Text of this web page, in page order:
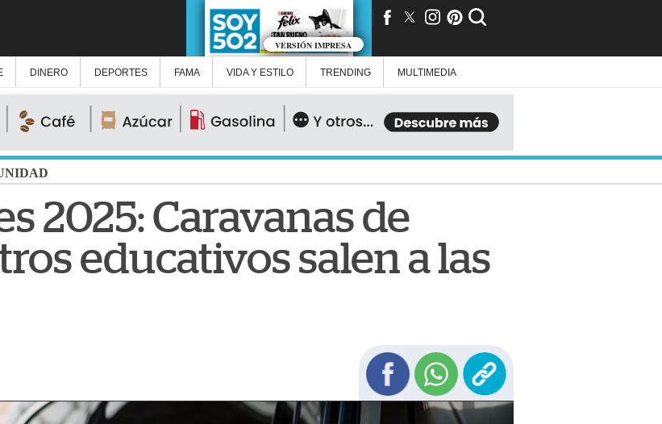
VERSIÓN IMPRESA
DINERO DEPORTES FAMA VIDA Y ESTILO TRENDING MULTIMEDIA
2025: Caravanas de
educativos salen a las